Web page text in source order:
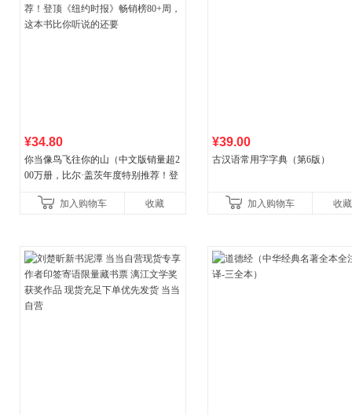
¥34.80
你当像鸟飞往你的山（中文版销量超2
00万册，比尔·盖茨年度特别推荐！登
比你听说的还要
加入购物车 收藏
¥39.00
古汉语常用字字典（第6版）
加入购物车 收藏